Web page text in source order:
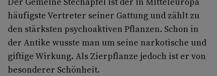
häufigste Vertreter seiner Gattung und zählt zu
den stärksten psychoaktiven Pflanzen. Schon in
der Antike wusste man um seine narkotische und
giftige Wirkung. Als Zierpflanze jedoch ist er von
besonderer Schönheit.